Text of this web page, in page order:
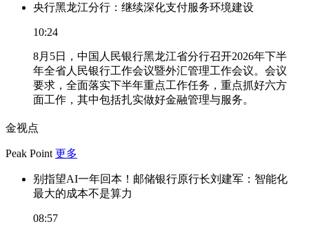
央行黑龙江分行：继续深化支付服务环境建设
10:24
8月5日，中国人民银行黑龙江省分行召开2026年下半
年全省人民银行工作会议暨外汇管理工作会议。会议
要求，全面落实下半年重点工作任务，重点抓好六方
面工作，其中包括扎实做好金融管理与服务。
金视点
Peak Point 更多
别指望AI一年回本！邮储银行原行长刘建军：智能化
最大的成本不是算力
08:57